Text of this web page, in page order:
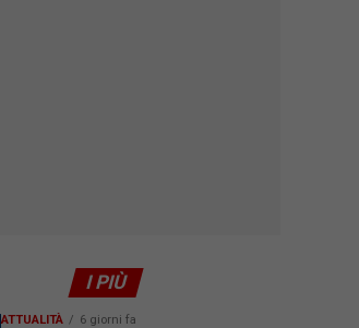
I PIÙ
ATTUALITÀ 6 giorni fa